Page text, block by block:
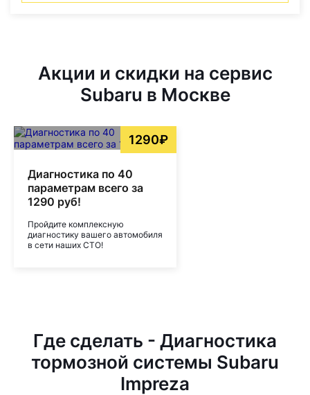
Акции и скидки на сервис
Subaru в Москве
1290₽
Диагностика по 40
параметрам всего за
1290 руб!
Пройдите комплексную
диагностику вашего автомобиля
в сети наших СТО!
Где сделать - Диагностика
тормозной системы Subaru
Impreza